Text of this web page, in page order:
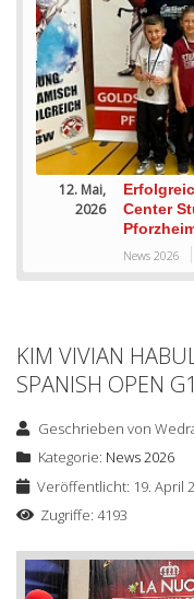
12. Mai,
2026
Center
News 2026
KIM VIVIAN
SPANISH OPEN
Geschrieben von
Kategorie: News 2026
Veröffentlicht: 19. April
Zugriffe: 4193